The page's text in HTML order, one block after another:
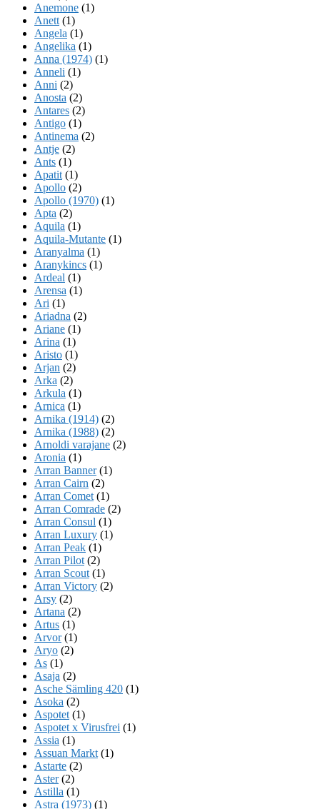
Anemone (1)
Anett (1)
Angela (1)
Angelika (1)
Anna (1974) (1)
Anneli (1)
Anni (2)
Anosta (2)
Antares (2)
Antigo (1)
Antinema (2)
Antje (2)
Ants (1)
Apatit (1)
Apollo (2)
Apollo (1970) (1)
Apta (2)
Aquila (1)
Aquila-Mutante (1)
Aranyalma (1)
Aranykincs (1)
Ardeal (1)
Arensa (1)
Ari (1)
Ariadna (2)
Ariane (1)
Arina (1)
Aristo (1)
Arjan (2)
Arka (2)
Arkula (1)
Arnica (1)
Arnika (1914) (2)
Arnika (1988) (2)
Arnoldi varajane (2)
Aronia (1)
Arran Banner(1)
Arran Cairn (2)
Arran Comet (1)
Arran Comrade (2)
Arran Consul (1)
Arran Luxury (1)
Arran Peak (1)
Arran Pilot (2)
Arran Scout (1)
Arran Victory (2)
Arsy (2)
Artana (2)
Artus (1)
Arvor(1)
Aryo (2)
As (1)
Asaja (2)
Asche Sämling 420 (1)
Asoka (2)
Aspotet (1)
Aspotet x Virusfrei (1)
Assia (1)
Assuan Markt (1)
Astarte (2)
Aster(2)
Astilla (1)
Astra (1973) (1)